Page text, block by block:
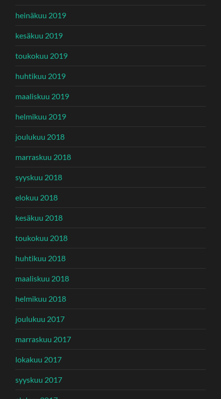
heinäkuu 2019
kesäkuu 2019
toukokuu 2019
huhtikuu 2019
maaliskuu 2019
helmikuu 2019
joulukuu 2018
marraskuu 2018
syyskuu 2018
elokuu 2018
kesäkuu 2018
toukokuu 2018
huhtikuu 2018
maaliskuu 2018
helmikuu 2018
joulukuu 2017
marraskuu 2017
lokakuu 2017
syyskuu 2017